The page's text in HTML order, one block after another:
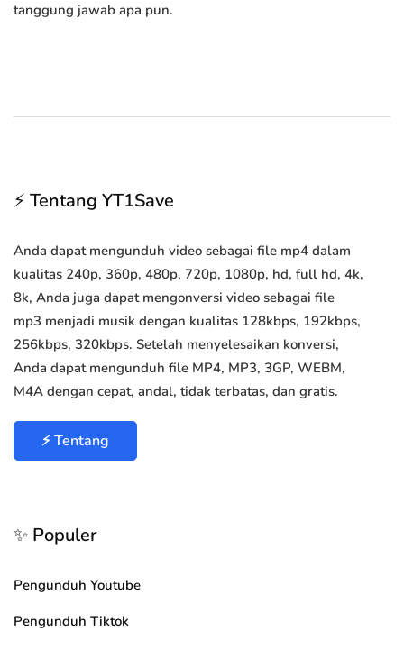
tanggung jawab apa pun.
⚡ Tentang YT1Save
Anda dapat mengunduh video sebagai file mp4 dalam
kualitas 240p, 360p, 480p, 720p, 1080p, hd, full hd, 4k,
8k, Anda juga dapat mengonversi video sebagai file
mp3 menjadi musik dengan kualitas 128kbps, 192kbps,
256kbps, 320kbps. Setelah menyelesaikan konversi,
Anda dapat mengunduh file MP4, MP3, 3GP, WEBM,
M4A dengan cepat, andal, tidak terbatas, dan gratis.
⚡ Tentang
✨ Populer
Pengunduh Youtube
Pengunduh Tiktok